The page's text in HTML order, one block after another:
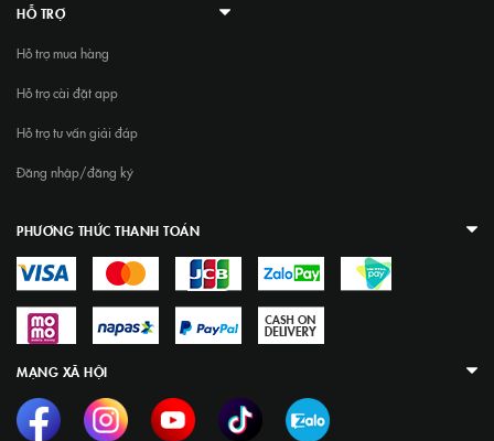
HỖ TRỢ
Hỗ trợ mua hàng
Hỗ trợ cài đặt app
Hỗ trợ tư vấn giải đáp
Đăng nhập/đăng ký
PHƯƠNG THỨC THANH TOÁN
MẠNG XÃ HỘI